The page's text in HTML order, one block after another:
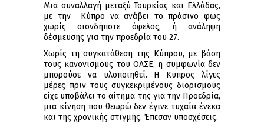
Μια συναλλαγή μεταξύ Τουρκίας και Ελλάδας,
με την Κύπρο να ανάβει το πράσινο φως
χωρίς οιονδήποτε όφελος, ή ανάληψη
δέσμευσης για την προεδρία του 27.
Χωρίς τη συγκατάθεση της Κύπρου, με βάση
τους κανονισμούς του ΟΑΣΕ, η συμφωνία δεν
μπορούσε να υλοποιηθεί. Η Κύπρος λίγες
μέρες πριν τους συγκεκριμένους διορισμούς
είχε υποβάλει το αίτημα της για την Προεδρία,
μια κίνηση που θεωρώ δεν έγινε τυχαία ένεκα
και της χρονικής στιγμής. Έπεσαν υποσχέσεις.